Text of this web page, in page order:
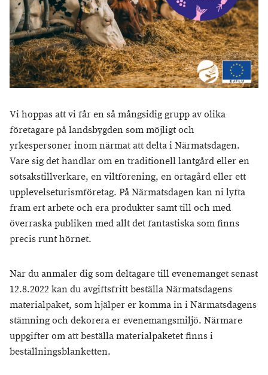
Vi hoppas att vi får en så mångsidig grupp av olika
företagare på landsbygden som möjligt och
yrkespersoner inom närmat att delta i Närmatsdagen.
Vare sig det handlar om en traditionell lantgård eller en
sötsakstillverkare, en viltförening, en örtagård eller ett
upplevelseturismföretag. På Närmatsdagen kan ni lyfta
fram ert arbete och era produkter samt till och med
överraska publiken med allt det fantastiska som finns
precis runt hörnet.
När du anmäler dig som deltagare till evenemanget senast
12.8.2022 kan du avgiftsfritt beställa Närmatsdagens
materialpaket, som hjälper er komma in i Närmatsdagens
stämning och dekorera er evenemangsmiljö. Närmare
uppgifter om att beställa materialpaketet finns i
beställningsblanketten.